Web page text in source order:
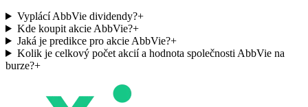
Vyplácí AbbVie dividendy?+
Kde koupit akcie AbbVie?+
Jaká je predikce pro akcie AbbVie?+
Kolik je celkový počet akcií a hodnota společnosti AbbVie na
burze?+